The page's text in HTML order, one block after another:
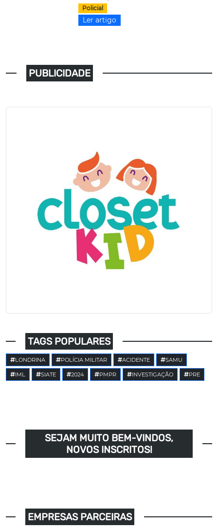
Policial
Ler artigo
PUBLICIDADE
TAGS POPULARES
LONDRINA POLÍCIA MILITAR ACIDENTE SAMU
IML SIATE 2024 PMPR INVESTIGAÇÃO PRE
SEJAM MUITO BEM-VINDOS,
NOVOS INSCRITOS!
EMPRESAS PARCEIRAS